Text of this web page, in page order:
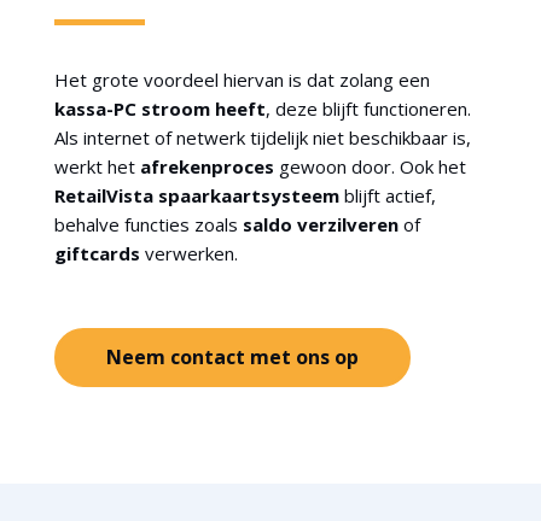
Het grote voordeel hiervan is dat zolang een
kassa-PC stroom heeft, deze blijft functioneren.
Als internet of netwerk tijdelijk niet beschikbaar is,
werkt het afrekenproces gewoon door. Ook het
RetailVista spaarkaartsysteemblijft actief,
behalve functies zoals saldo verzilverenof
giftcards verwerken.
Neem contact met ons op